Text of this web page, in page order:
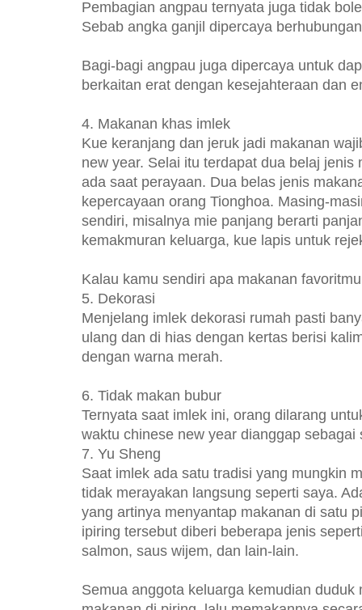
Pembagian angpau ternyata juga tidak
Sebab angka ganjil dipercaya
Bagi-bagi angpau juga dipercaya untuk
berkaitan erat dengan kesejahteraan dan
4. Makanan khas imlek
Kue keranjang dan jeruk jadi makanan
new year. Selai itu terdapat dua belaj jenis
ada saat perayaan. Dua belas jenis
kepercayaan orang Tionghoa. Masing-
sendiri, misalnya mie panjang berarti
kemakmuran keluarga, kue lapis untuk
Kalau kamu sendiri apa makanan
5. Dekorasi
Menjelang imlek dekorasi rumah pasti
ulang dan di hias dengan kertas berisi
dengan warna merah.
6. Tidak makan bubur
Ternyata saat imlek ini, orang dilarang
waktu chinese new year dianggap sebagai
7. Yu Sheng
Saat imlek ada satu tradisi yang mungkin
tidak merayakan langsung seperti saya.
yang artinya menyantap makanan di satu
ipiring tersebut diberi beberapa jenis
salmon, saus wijem, dan lain-lain.
Semua anggota keluarga kemudian